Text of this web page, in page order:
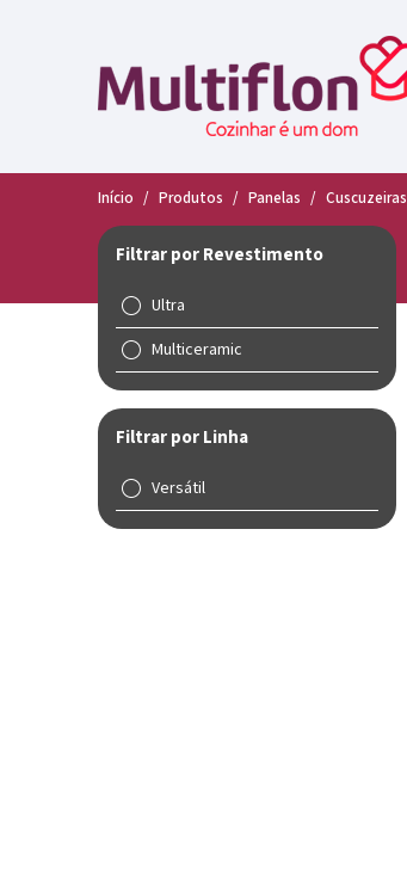
Início / Produtos / Panelas / Cuscuzeiras
Filtrar por Revestimento
Ultra
Multiceramic
Filtrar por Linha
Versátil